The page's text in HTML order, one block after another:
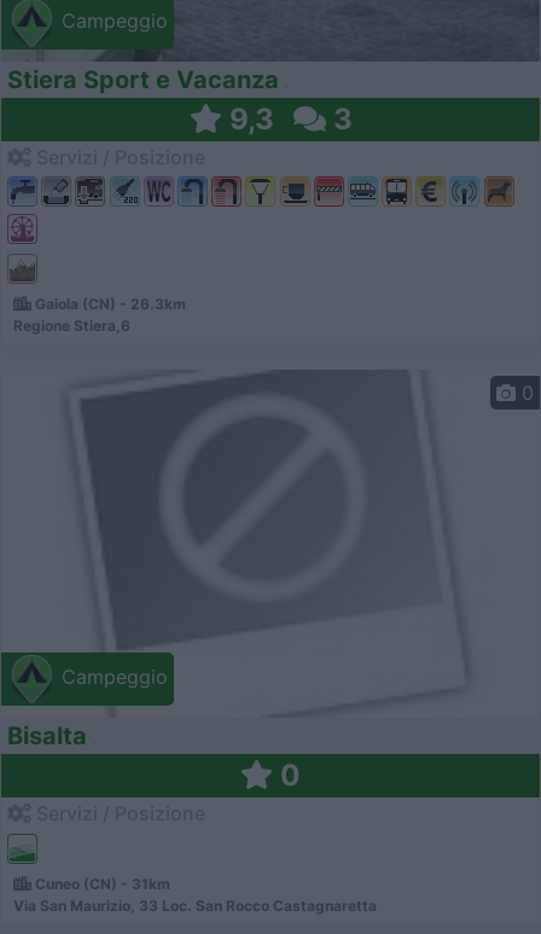
Campeggio
Stiera Sport e Vacanza
9,3 3
Gaiola (CN) - 26.3km
Regione Stiera,6
Campeggio
0
Bisalta
0
Cuneo (CN) - 31km
Via San Maurizio, 33 Loc. San Rocco Castagnaretta